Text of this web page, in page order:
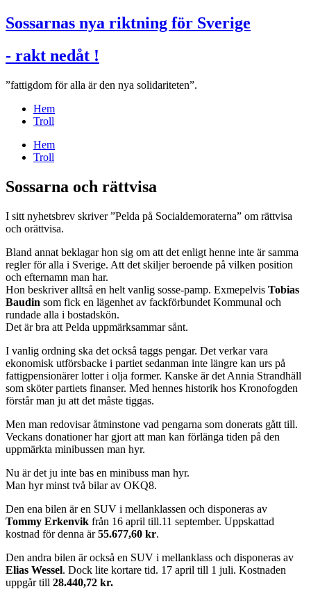
Sossarnas nya riktning för Sverige
- rakt nedåt !
”fattigdom för alla är den nya solidariteten”.
Hem
Troll
Hem
Troll
Sossarna och rättvisa
I sitt nyhetsbrev skriver ”Pelda på Socialdemoraterna” om rättvisa
och orättvisa.
Bland annat beklagar hon sig om att det enligt henne inte är samma
regler för alla i Sverige. Att det skiljer beroende på vilken position
och efternamn man har.
Hon beskriver alltså en helt vanlig sosse-pamp. Exmepelvis Tobias
Baudin som fick en lägenhet av fackförbundet Kommunal och
rundade alla i bostadskön.
Det är bra att Pelda uppmärksammar sånt.
I vanlig ordning ska det också taggs pengar. Det verkar vara
ekonomisk utförsbacke i partiet sedanman inte längre kan urs på
fattigpensionärer lotter i olja former. Kanske är det Annia Strandhäll
som sköter partiets finanser. Med hennes historik hos Kronofogden
förstår man ju att det måste tiggas.
Men man redovisar åtminstone vad pengarna som donerats gått till.
Veckans donationer har gjort att man kan förlänga tiden på den
uppmärkta minibussen man hyr.
Nu är det ju inte bas en minibuss man hyr.
Man hyr minst två bilar av OKQ8.
Den ena bilen är en SUV i mellanklassen och disponeras av
Tommy Erkenvik från 16 april till.11 september. Uppskattad
kostnad för denna är55.677,60 kr.
Den andra bilen är också en SUV i mellanklass och disponeras av
Elias Wessel. Dock lite kortare tid. 17 april till 1 juli. Kostnaden
uppgår till 28.440,72 kr.